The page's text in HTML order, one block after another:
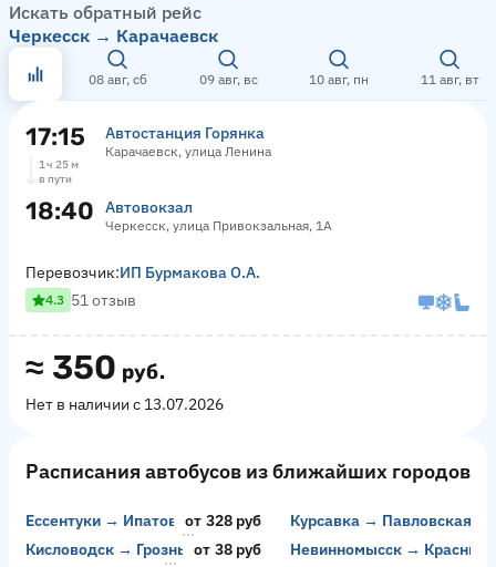
Искать обратный рейс
Черкесск → Карачаевск
08 авг, сб 09 авг, вс 10 авг, пн 11 авг, вт
17:15 Автостанция Горянка
Карачаевск, улица Ленина
1 ч 25 м
в пути
18:40 Автовокзал
Черкесск, улица Привокзальная, 1А
≈ 350 руб.
Нет в наличии с 13.07.2026
Перевозчик:ИП Бурмакова О.А.
4.3 51 отзыв
Расписания автобусов из ближайших городов
Ессентуки → Ипатовоот 328 руб
Курсавка → Павловская
Кисловодск → Грозныйот 38 руб
Невинномысск → Красный